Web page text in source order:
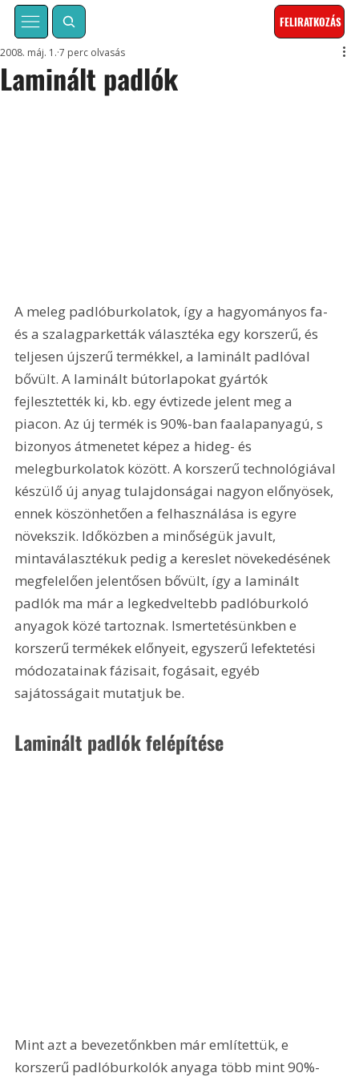
FELIRATKOZÁS
Laminált padlók
2008. máj. 1. 7 perc olvasás
A meleg padlóburkolatok, így a hagyományos fa-
és a szalagparketták választéka egy korszerű, és
teljesen újszerű termékkel, a laminált padlóval
bővült. A laminált bútorlapokat gyártók
fejlesztették ki, kb. egy évtizede jelent meg a
piacon. Az új termék is 90%-ban faalapanyagú, s
bizonyos átmenetet képez a hideg- és
melegburkolatok között. A korszerű technológiával
készülő új anyag tulajdonságai nagyon előnyösek,
ennek köszönhetően a felhasználása is egyre
növekszik. Időközben a minőségük javult,
mintaválasztékuk pedig a kereslet növekedésének
megfelelően jelentősen bővült, így a laminált
padlók ma már a legkedveltebb padlóburkoló
anyagok közé tartoznak. Ismertetésünkben e
korszerű termékek előnyeit, egyszerű lefektetési
módozatainak fázisait, fogásait, egyéb
sajátosságait mutatjuk be.
Laminált padlók felépítése
Mint azt a bevezetőnkben már említettük, e
korszerű padlóburkolók anyaga több mint 90%-